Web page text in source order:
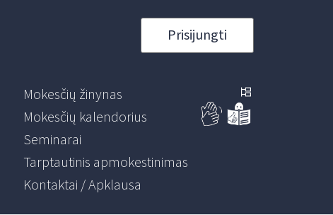
Prisijungti
Mokesčių žinynas
Mokesčių kalendorius
Seminarai
Tarptautinis apmokestinimas
Kontaktai / Apklausa